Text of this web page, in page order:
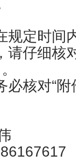
定时间
仔细核
核对“附